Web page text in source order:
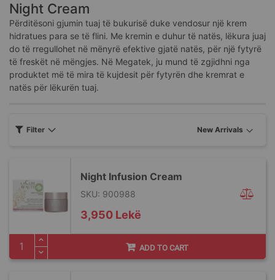
Night Cream
Përditësoni gjumin tuaj të bukurisë duke vendosur një krem
hidratues para se të flini. Me kremin e duhur të natës, lëkura juaj
do të rregullohet në mënyrë efektive gjatë natës, për një fytyrë
të freskët në mëngjes. Në Megatek, ju mund të zgjidhni nga
produktet më të mira të kujdesit për fytyrën dhe kremrat e
natës për lëkurën tuaj.
Night Infusion Cream
SKU: 900988
3,950 Lekë
ADD TO CART
Filter